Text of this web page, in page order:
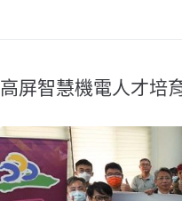
高屏智慧機電人才培